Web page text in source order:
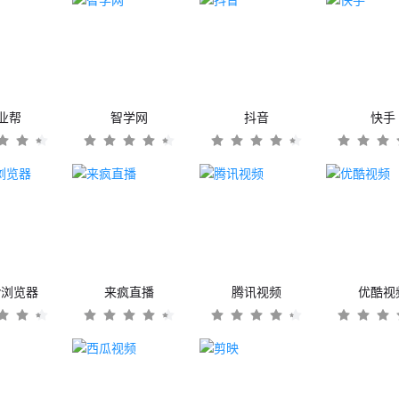
帮 智学网 抖音 快手
览器 来疯直播 腾讯视频 优酷视